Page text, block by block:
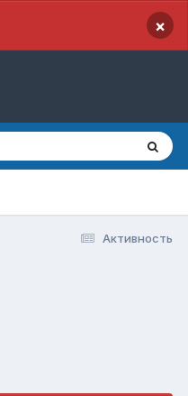
×
Активность